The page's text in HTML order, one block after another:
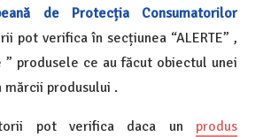
de Protecția Consumatorilor
pot verifica în secțiunea “ALERTE” ,
” produsele ce au făcut obiectul unei
produsului .
pot verifica daca un produs